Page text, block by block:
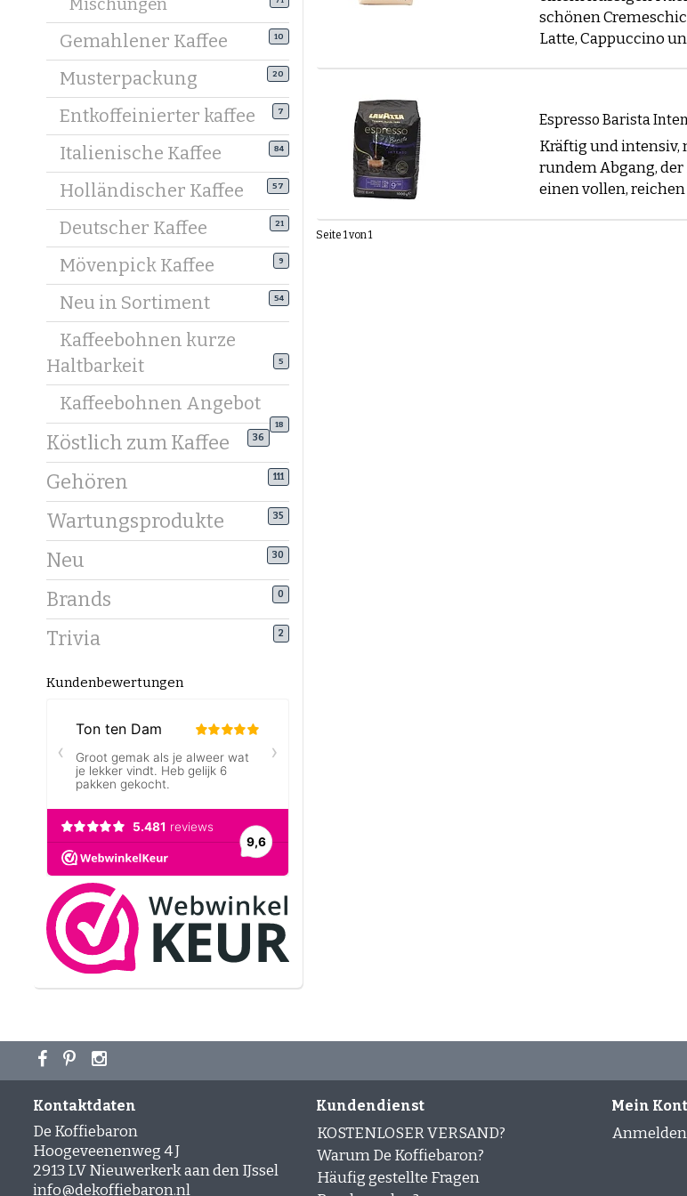
Mischungen
Gemahlener Kaffee 10
Musterpackung 20
Entkoffeinierter kaffee 7
Italienische Kaffee 84
Holländischer Kaffee 57
Deutscher Kaffee 21
Mövenpick Kaffee 9
Neu in Sortiment 54
Kaffeebohnen kurze
Haltbarkeit
5
Kaffeebohnen Angebot
18
Köstlich zum Kaffee 36
Gehören 111
Wartungsprodukte 35
Neu 30
Brands 0
Trivia 2
Kundenbewertungen
Kaffeebohnen für Filterkaffee oder French Press
Mildere 100% Arabica Bohnen mit sanften oder
Filterkaffee und French Press.
Sieh bei jedem Produkt auf den Tab
Zubereitungstipps.
Kaffeebohnen nach Geschmacksprofil
Um die Auswahl zu erleichtern, geben wir bei jeder
schönen
Latte, Cappuccino
Espresso Barista
Kräftig und
rundem Abgang,
einen vollen,
Seite 1 von 1
Kontaktdaten
De Koffiebaron
Hoogeveenenweg 4 J
2913 LV Nieuwerkerk aan den IJssel
info@dekoffiebaron.nl
Kundendienst
KOSTENLOSER VERSAND?
Warum De Koffiebaron?
Häufig gestellte Fragen
Mein
Anmelden